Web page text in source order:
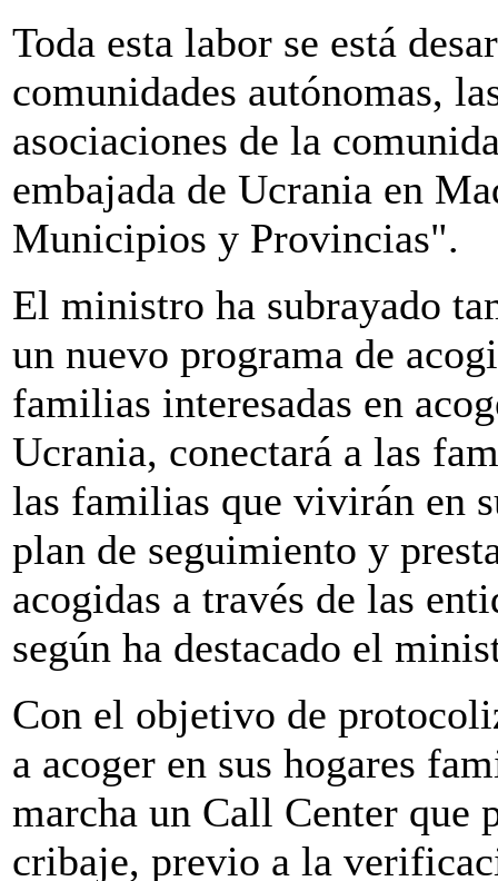
Toda esta labor se está
comunidades autónomas,
asociaciones de la
embajada de Ucrania en
Municipios y Provincias".
El ministro ha subrayado
un nuevo programa de
familias interesadas en
Ucrania, conectará a las
las familias que vivirán en
plan de seguimiento y
acogidas a través de las
según ha destacado el
Con el objetivo de
a acoger en sus hogares
marcha un Call Center
cribaje, previo a la